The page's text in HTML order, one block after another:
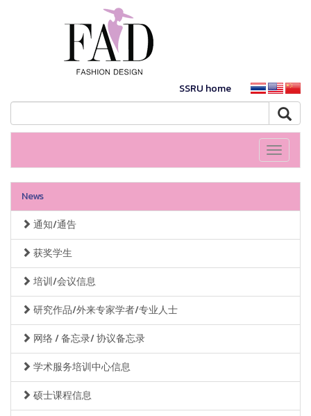
SSRU home
Toggle
News
通知/通告
获奖学生
培训/会议信息
研究作品/外来专家学者/专业人士
网络 / 备忘录/ 协议备忘录
学术服务培训中心信息
硕士课程信息